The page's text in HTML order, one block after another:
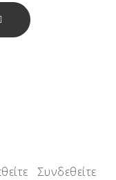
Συνδεθείτε